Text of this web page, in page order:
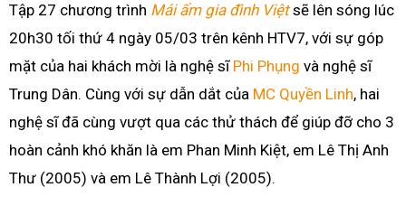
Tập 27 chương trình Mái ấm gia đình Việtsẽ lên sóng lúc
20h30 tối thứ 4 ngày 05/03 trên kênh HTV7, với sự góp
mặt của hai khách mời là nghệ sĩ Phi Phụng và nghệ sĩ
Trung Dân. Cùng với sự dẫn dắt của MC Quyền Linh, hai
nghệ sĩ đã cùng vượt qua các thử thách để giúp đỡ cho 3
hoàn cảnh khó khăn là em Phan Minh Kiệt, em Lê Thị Anh
Thư (2005) và em Lê Thành Lợi (2005).